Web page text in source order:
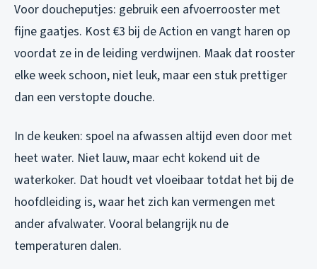
Voor doucheputjes: gebruik een afvoerrooster met
fijne gaatjes. Kost €3 bij de Action en vangt haren op
voordat ze in de leiding verdwijnen. Maak dat rooster
elke week schoon, niet leuk, maar een stuk prettiger
dan een verstopte douche.
In de keuken: spoel na afwassen altijd even door met
heet water. Niet lauw, maar echt kokend uit de
waterkoker. Dat houdt vet vloeibaar totdat het bij de
hoofdleiding is, waar het zich kan vermengen met
ander afvalwater. Vooral belangrijk nu de
temperaturen dalen.